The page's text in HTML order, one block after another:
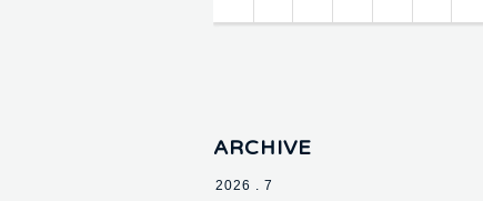
ARCHIVE
2026 . 7